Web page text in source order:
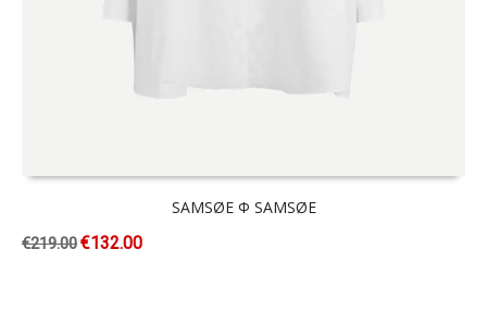
SAMSØE Φ SAMSØE
€219.00€132.00